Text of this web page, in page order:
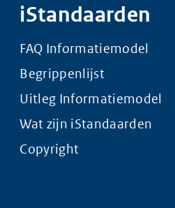
iStandaarden
FAQ Informatiemodel
Begrippenlijst
Uitleg Informatiemodel
Wat zijn iStandaarden
Copyright